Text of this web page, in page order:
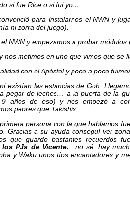
si fue Rice o si fui yo…
para instalarnos el NWN y
ni zorra del juego).
NWN y empezamos a probar módulos
nos metimos en uno que vimos que se
con el Apóstol y poco a poco
existían las estancias de Goh.
pegar de leches… a la puerta de la
años de eso) y nos empezó a
peores que Takishis.
persona con la que hablamos
Gracias a su ayuda conseguí ver
que guardo bastantes recuerdos
PJs de Vicente. .. no sé, hay
y Waku unos tíos encantadores y